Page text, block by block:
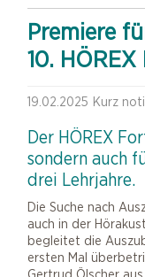
Premiere
10.
19.02.2025 Kurz
Der HÖREX
sondern auch
drei Lehrjahre.
Die Suche nach
auch in der
begleitet die
ersten Mal